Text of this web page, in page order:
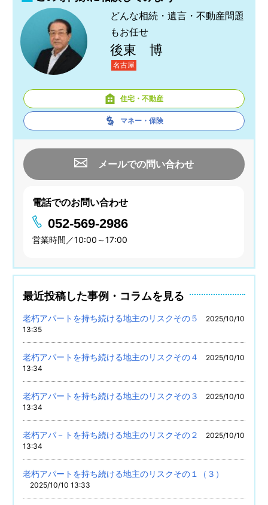
どんな相続・遺言・不動産問題
もお任せ
後東 博
名古屋
住宅・不動産
マネー・保険
メールでの問い合わせ
電話でのお問い合わせ
052-569-2986
営業時間／10:00～17:00
最近投稿した事例・コラムを見る
老朽アパートを持ち続ける地主のリスクその５
2025/10/10
13:35
老朽アパートを持ち続ける地主のリスクその４
2025/10/10
13:34
老朽アパートを持ち続ける地主のリスクその３
2025/10/10
13:34
老朽アパ－トを持ち続ける地主のリスクその２
2025/10/10
13:34
老朽アパートを持ち続ける地主のリスクその１（３）
2025/10/10 13:33